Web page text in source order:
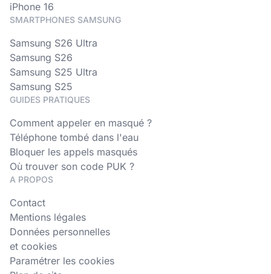
iPhone 16
SMARTPHONES SAMSUNG
Samsung S26 Ultra
Samsung S26
Samsung S25 Ultra
Samsung S25
GUIDES PRATIQUES
Comment appeler en masqué ?
Téléphone tombé dans l'eau
Bloquer les appels masqués
Où trouver son code PUK ?
A PROPOS
Contact
Mentions légales
Données personnelles
et cookies
Paramétrer les cookies